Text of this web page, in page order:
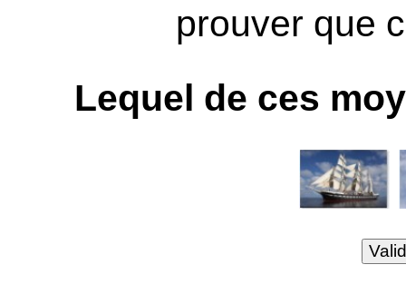
prouver que
Lequel de ces